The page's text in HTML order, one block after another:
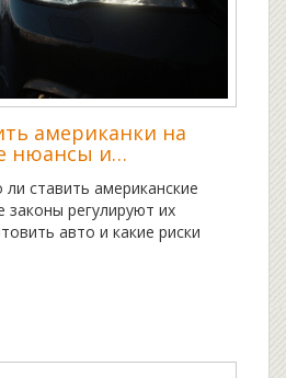
американки на
нюансы и
ставить американские
законы регулируют их
авто и какие риски